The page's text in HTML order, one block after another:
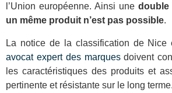
l’Union européenne. Ainsi une double
un même produit n’est pas possible.
La notice de la classification de Nice
avocat expert des marquesdoivent
les caractéristiques des produits et
pertinente et résistante sur le long terme.